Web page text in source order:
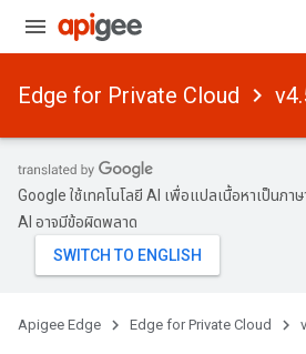
Edge for Private Cloud
Google ใช้เทคโนโลยี AI เพื่อแปลเนื้อหาเป็นภ
AI อาจมีข้อผิดพลาด
Apigee Edge Edge for Private Cloud